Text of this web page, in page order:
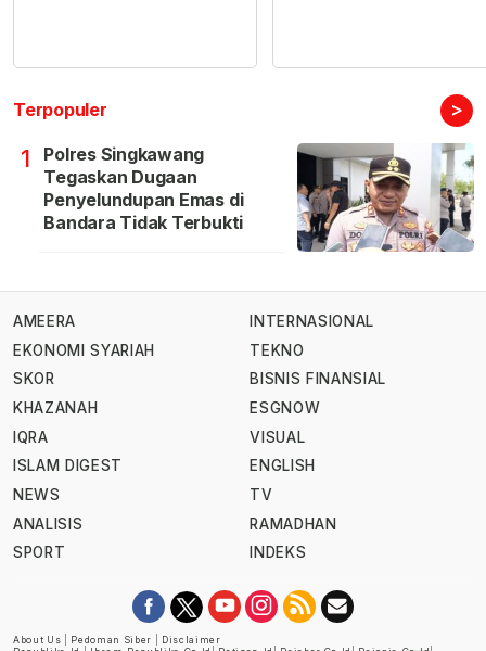
Terpopuler >
1
Polres Singkawang
Tegaskan Dugaan
Penyelundupan Emas di
Bandara Tidak Terbukti
AMEERA
EKONOMI SYARIAH
SKOR
KHAZANAH
IQRA
ISLAM DIGEST
NEWS
ANALISIS
SPORT
INTERNASIONAL
TEKNO
BISNIS FINANSIAL
ESGNOW
VISUAL
ENGLISH
TV
RAMADHAN
INDEKS
About Us Pedoman Siber
Disclaimer